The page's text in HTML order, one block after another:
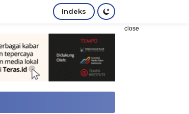
Indeks
close